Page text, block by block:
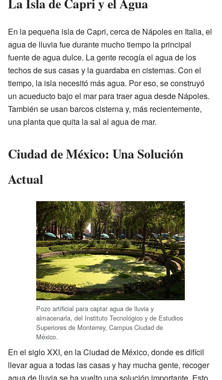
En la pequeña isla de Capri, cerca de Nápoles en Italia, el
agua de lluvia fue durante mucho tiempo la principal
fuente de agua dulce. La gente recogía el agua de los
techos de sus casas y la guardaba en cisternas. Con el
tiempo, la isla necesitó más agua. Por eso, se construyó
un acueducto bajo el mar para traer agua desde Nápoles.
También se usan barcos cisterna y, más recientemente,
una planta que quita la sal al agua de mar.
Ciudad de México: Una Solución
Actual
Pozo artificial para captar agua de lluvia y
almacenarla, del Instituto Tecnológico y de Estudios
Superiores de Monterrey, Campus Ciudad de
México.
En el siglo XXI, en la Ciudad de México, donde es difícil
llevar agua a todas las casas y hay mucha gente, recoger